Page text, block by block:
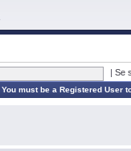
Se
You must be a Registered User